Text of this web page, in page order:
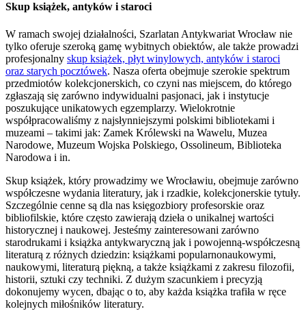
Skup książek, antyków i staroci
W ramach swojej działalności, Szarlatan Antykwariat Wrocław nie
tylko oferuje szeroką gamę wybitnych obiektów, ale także prowadzi
profesjonalny skup książek, płyt winylowych, antyków i staroci
oraz starych pocztówek. Nasza oferta obejmuje szerokie spektrum
przedmiotów kolekcjonerskich, co czyni nas miejscem, do którego
zgłaszają się zarówno indywidualni pasjonaci, jak i instytucje
poszukujące unikatowych egzemplarzy. Wielokrotnie
współpracowaliśmy z najsłynniejszymi polskimi bibliotekami i
muzeami – takimi jak: Zamek Królewski na Wawelu, Muzea
Narodowe, Muzeum Wojska Polskiego, Ossolineum, Biblioteka
Narodowa i in.
Skup książek, który prowadzimy we Wrocławiu, obejmuje zarówno
współczesne wydania literatury, jak i rzadkie, kolekcjonerskie tytuły.
Szczególnie cenne są dla nas księgozbiory profesorskie oraz
bibliofilskie, które często zawierają dzieła o unikalnej wartości
historycznej i naukowej. Jesteśmy zainteresowani zarówno
starodrukami i książka antykwaryczną jak i powojenną-współczesną
literaturą z różnych dziedzin: książkami popularnonaukowymi,
naukowymi, literaturą piękną, a także książkami z zakresu filozofii,
historii, sztuki czy techniki. Z dużym szacunkiem i precyzją
dokonujemy wycen, dbając o to, aby każda książka trafiła w ręce
kolejnych miłośników literatury.